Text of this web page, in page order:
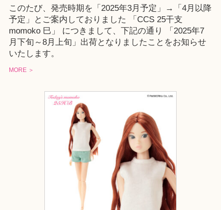
このたび、発売時期を「2025年3月予定」→「4月以降
予定」とご案内しておりました 「CCS 25干支
momoko 巳」 につきまして、下記の通り 「2025年7
月下旬～8月上旬」出荷となりましたことをお知らせ
いたします。
MORE ＞